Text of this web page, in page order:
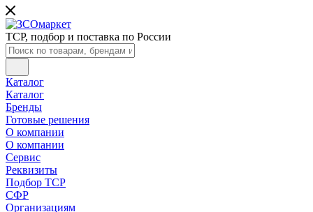
ТСР, подбор и поставка по России
Каталог
Каталог
Бренды
Готовые решения
О компании
О компании
Сервис
Реквизиты
Подбор ТСР
СФР
Организациям